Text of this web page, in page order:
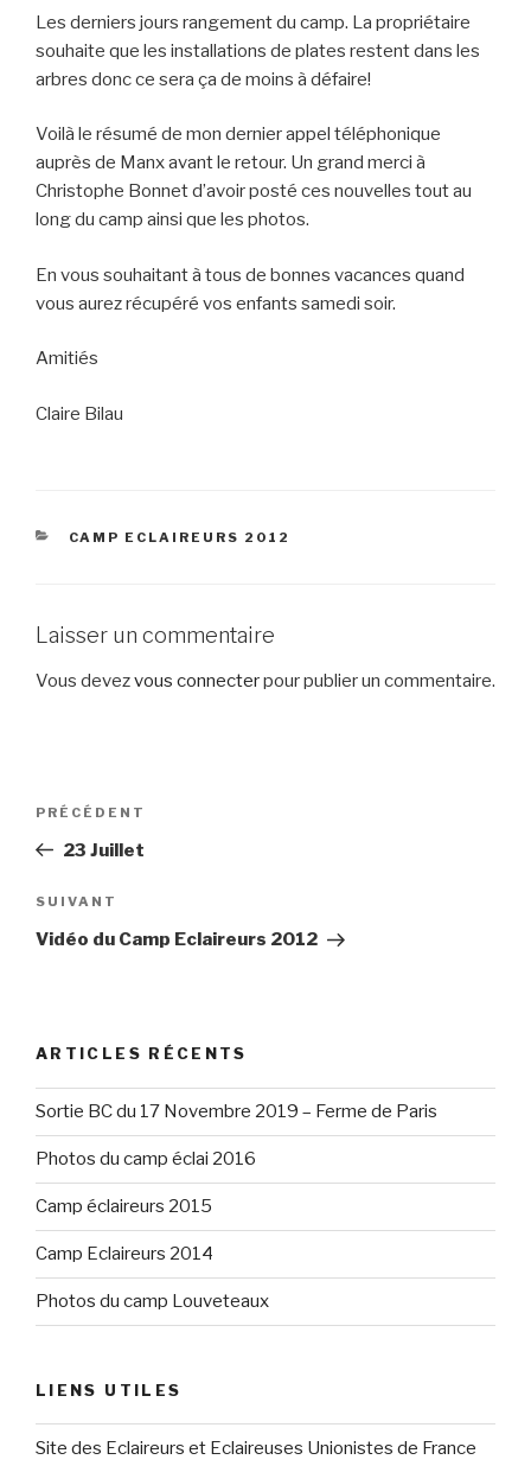
Les derniers jours rangement du camp. La propriétaire
souhaite que les installations de plates restent dans les
arbres donc ce sera ça de moins à défaire!
Voilà le résumé de mon dernier appel téléphonique
auprès de Manx avant le retour. Un grand merci à
Christophe Bonnet d’avoir posté ces nouvelles tout au
long du camp ainsi que les photos.
En vous souhaitant à tous de bonnes vacances quand
vous aurez récupéré vos enfants samedi soir.
Amitiés
Claire Bilau
CATÉGORIES
CAMP ECLAIREURS 2012
Laisser un commentaire
Vous devezvous connecterpour publier un commentaire.
Navigation
l’article
Article
précédent
PRÉCÉDENT
23 Juillet
Article
suivant
SUIVANT
Vidéo du Camp Eclaireurs 2012
ARTICLES RÉCENTS
Sortie BC du 17 Novembre 2019 – Ferme de Paris
Photos du camp éclai 2016
Camp éclaireurs 2015
Camp Eclaireurs 2014
Photos du camp Louveteaux
LIENS UTILES
Site des Eclaireurs et Eclaireuses Unionistes de France